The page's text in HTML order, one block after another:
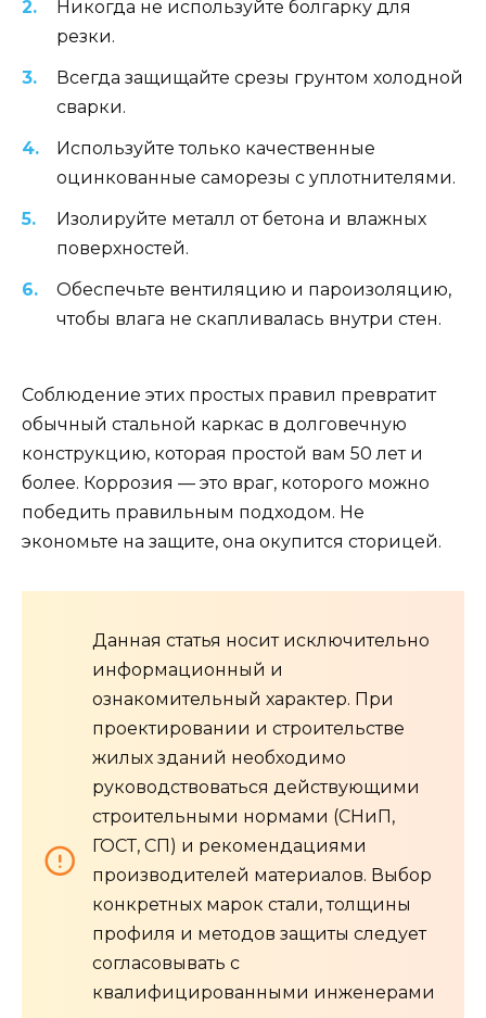
Никогда не используйте болгарку для
резки.
Всегда защищайте срезы грунтом холодной
сварки.
Используйте только качественные
оцинкованные саморезы с уплотнителями.
Изолируйте металл от бетона и влажных
поверхностей.
Обеспечьте вентиляцию и пароизоляцию,
чтобы влага не скапливалась внутри стен.
Соблюдение этих простых правил превратит
обычный стальной каркас в долговечную
конструкцию, которая простой вам 50 лет и
более. Коррозия — это враг, которого можно
победить правильным подходом. Не
экономьте на защите, она окупится сторицей.
Данная статья носит исключительно
информационный и
ознакомительный характер. При
проектировании и строительстве
жилых зданий необходимо
руководствоваться действующими
строительными нормами (СНиП,
ГОСТ, СП) и рекомендациями
производителей материалов. Выбор
конкретных марок стали, толщины
профиля и методов защиты следует
согласовывать с
квалифицированными инженерами